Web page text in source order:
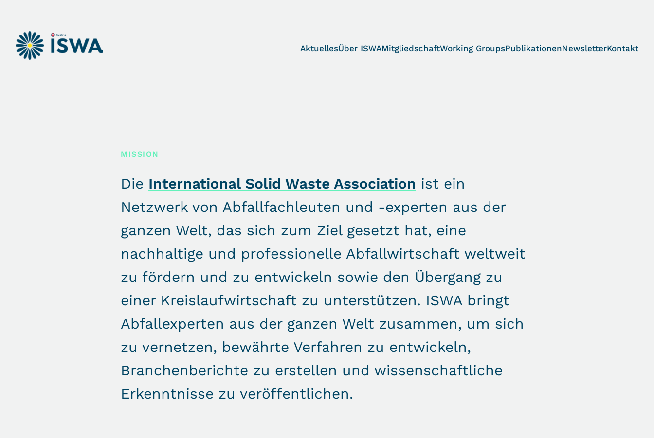
AktuellesÜber ISWAMitgliedschaftWorking GroupsPublikationenNewsletterKontakt
MISSION
Die International Solid Waste Association ist ein
Netzwerk von Abfallfachleuten und -experten aus der
ganzen Welt, das sich zum Ziel gesetzt hat, eine
nachhaltige und professionelle Abfallwirtschaft weltweit
zu fördern und zu entwickeln sowie den Übergang zu
einer Kreislaufwirtschaft zu unterstützen. ISWA bringt
Abfallexperten aus der ganzen Welt zusammen, um sich
zu vernetzen, bewährte Verfahren zu entwickeln,
Branchenberichte zu erstellen und wissenschaftliche
Erkenntnisse zu veröffentlichen.